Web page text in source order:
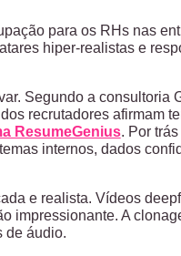
para os RHs nas
hiper-realistas e
Segundo a consultoria
recrutadores afirmam
ResumeGenius. Por
internos, dados
e realista. Vídeos
impressionante. A
de áudio.